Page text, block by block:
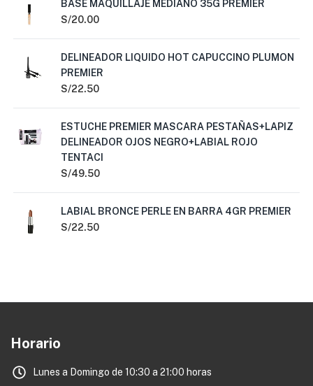
BASE MAQUILLAJE MEDIANO 35G PREMIER
S/20.00
DELINEADOR LIQUIDO HOT CAPUCCINO PLUMON
PREMIER
S/22.50
ESTUCHE PREMIER MASCARA PESTAÑAS+LAPIZ
DELINEADOR OJOS NEGRO+LABIAL ROJO
TENTACI
S/49.50
LABIAL BRONCE PERLE EN BARRA 4GR PREMIER
S/22.50
Horario
Lunes a Domingo de 10:30 a 21:00 horas